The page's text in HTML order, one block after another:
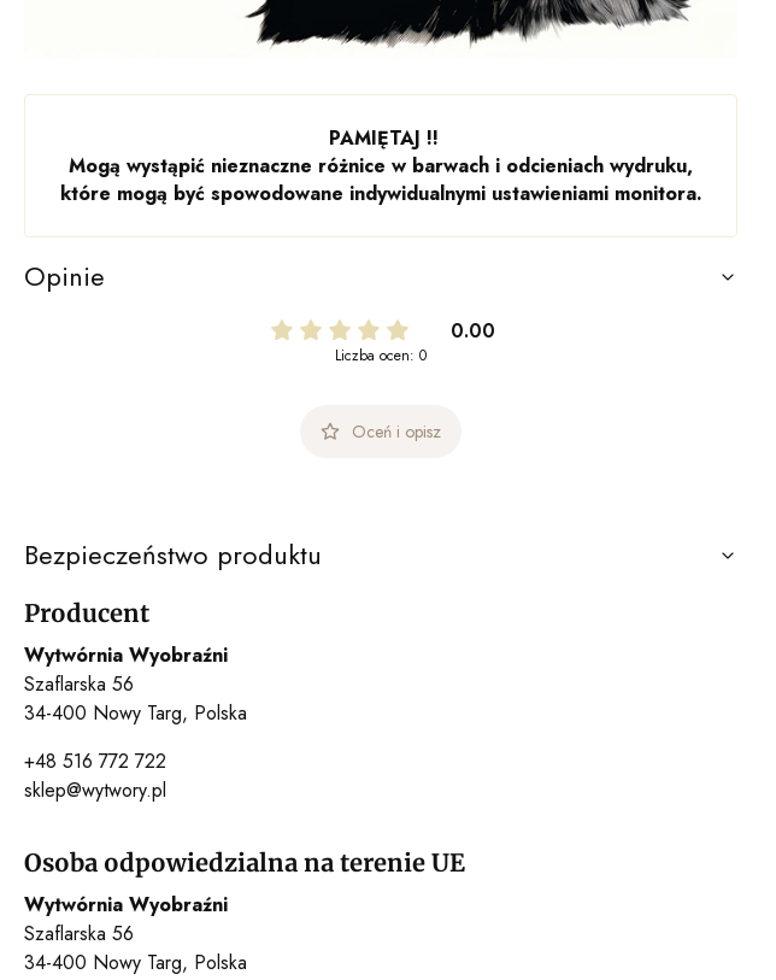
PAMIĘTAJ !!
Mogą wystąpić nieznaczne różnice w barwach i odcieniach wydruku,
które mogą być spowodowane indywidualnymi ustawieniami monitora.
Opinie
0.00
Liczba ocen: 0
Oceń i opisz
Bezpieczeństwo produktu
Producent
Wytwórnia Wyobraźni
Szaflarska 56
34-400 Nowy Targ, Polska
+48 516 772 722
sklep@wytwory.pl
Osoba odpowiedzialna na terenie UE
Wytwórnia Wyobraźni
Szaflarska 56
34-400 Nowy Targ, Polska